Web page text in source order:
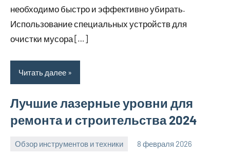
необходимо быстро и эффективно убирать.
Использование специальных устройств для
очистки мусора […]
Читать далее
Лучшие лазерные уровни для
ремонта и строительства 2024
Обзор инструментов и техники 8 февраля 2026
u_dachki_ru